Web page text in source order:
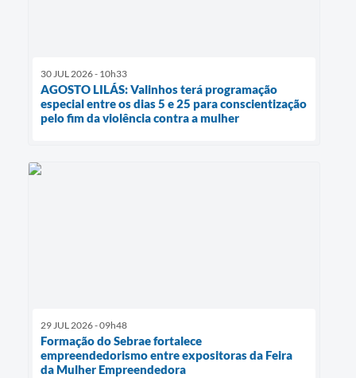
30 JUL 2026 - 10h33
AGOSTO LILÁS: Valinhos terá programação
especial entre os dias 5 e 25 para conscientização
pelo fim da violência contra a mulher
29 JUL 2026 - 09h48
Formação do Sebrae fortalece
empreendedorismo entre expositoras da Feira
da Mulher Empreendedora